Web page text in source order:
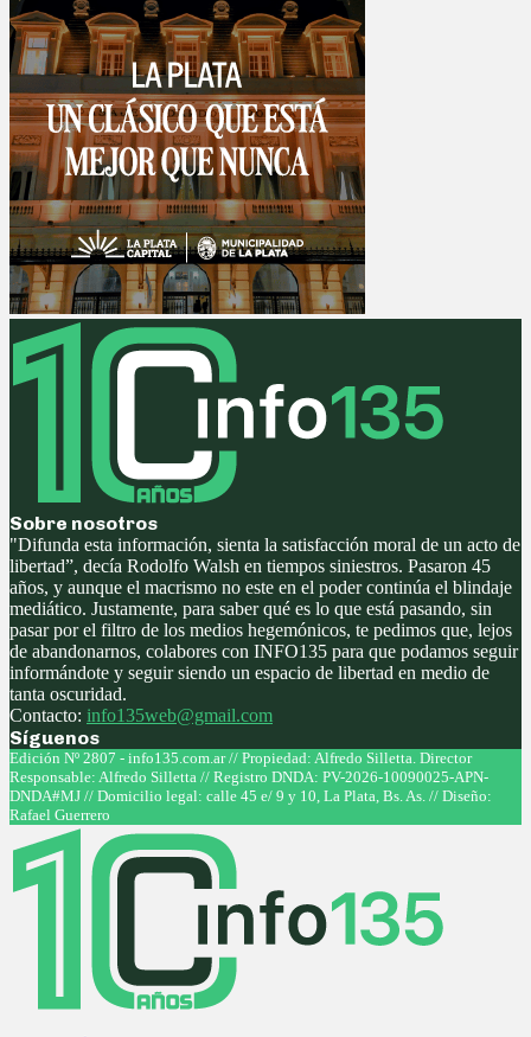
Sobre nosotros
"Difunda esta información, sienta la satisfacción moral de un acto de
libertad”, decía Rodolfo Walsh en tiempos siniestros. Pasaron 45
años, y aunque el macrismo no este en el poder continúa el blindaje
mediático. Justamente, para saber qué es lo que está pasando, sin
pasar por el filtro de los medios hegemónicos, te pedimos que, lejos
de abandonarnos, colabores con INFO135 para que podamos seguir
informándote y seguir siendo un espacio de libertad en medio de
tanta oscuridad.
Contacto: info135web@gmail.com
Síguenos
Facebook
Twitter
Instagram
Youtube
Edición Nº 2807 - info135.com.ar // Propiedad: Alfredo Silletta. Director
Responsable: Alfredo Silletta // Registro DNDA: PV-2026-10090025-APN-
DNDA#MJ // Domicilio legal: calle 45 e/ 9 y 10, La Plata, Bs. As. // Diseño:
Rafael Guerrero